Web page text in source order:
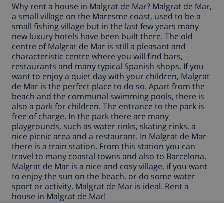
Why rent a house in Malgrat de Mar? Malgrat de Mar,
a small village on the Maresme coast, used to be a
small fishing village but in the last few years many
new luxury hotels have been built there. The old
centre of Malgrat de Mar is still a pleasant and
characteristic centre where you will find bars,
restaurants and many typical Spanish shops. If you
want to enjoy a quiet day with your children, Malgrat
de Mar is the perfect place to do so. Apart from the
beach and the communal swimming pools, there is
also a park for children. The entrance to the park is
free of charge. In the park there are many
playgrounds, such as water rinks, skating rinks, a
nice picnic area and a restaurant. In Malgrat de Mar
there is a train station. From this station you can
travel to many coastal towns and also to Barcelona.
Malgrat de Mar is a nice and cosy village, if you want
to enjoy the sun on the beach, or do some water
sport or activity, Malgrat de Mar is ideal. Rent a
house in Malgrat de Mar!